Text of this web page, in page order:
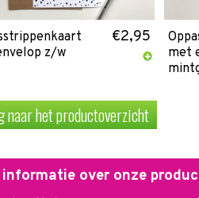
z/w
€2,95
met
naar het productoverzicht
informatie over onze